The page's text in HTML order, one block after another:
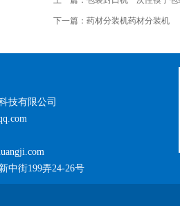
下一篇： 药材分装机药材分装机
技有限公司
中街199弄24-26号